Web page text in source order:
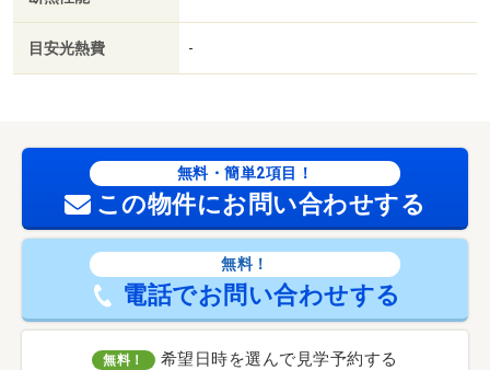
目安光熱費 -
無料・簡単2項目！
この物件にお問い合わせする
無料！
電話でお問い合わせする
無料！ 希望日時を選んで見学予約する